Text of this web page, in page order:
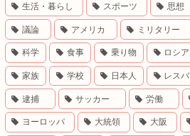
生活・暮らし スポーツ 思想
議論 アメリカ ミリタリー
科学 食事 乗り物 ロシア
家族 学校 日本人 レスバ
逮捕 サッカー 労働
ヨーロッパ 大統領 大阪